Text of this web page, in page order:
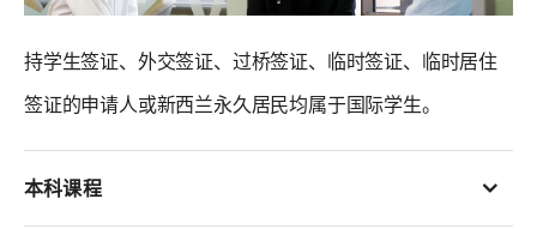
持学生签证、外交签证、过桥签证、临时签证、临时居住
签证的申请人或新西兰永久居民均属于国际学生。
本科课程